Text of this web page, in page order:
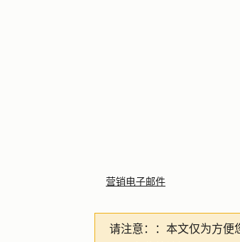
营销电子邮件
请注意： ：本文仅为方便